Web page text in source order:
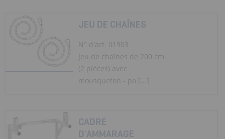
JEU DE CHAÎNES
N° d'art. 01903
Jeu de chaînes de 200 cm
(2 pièces) avec
mousqueton - po [...]
CADRE
D'AMMARAGE